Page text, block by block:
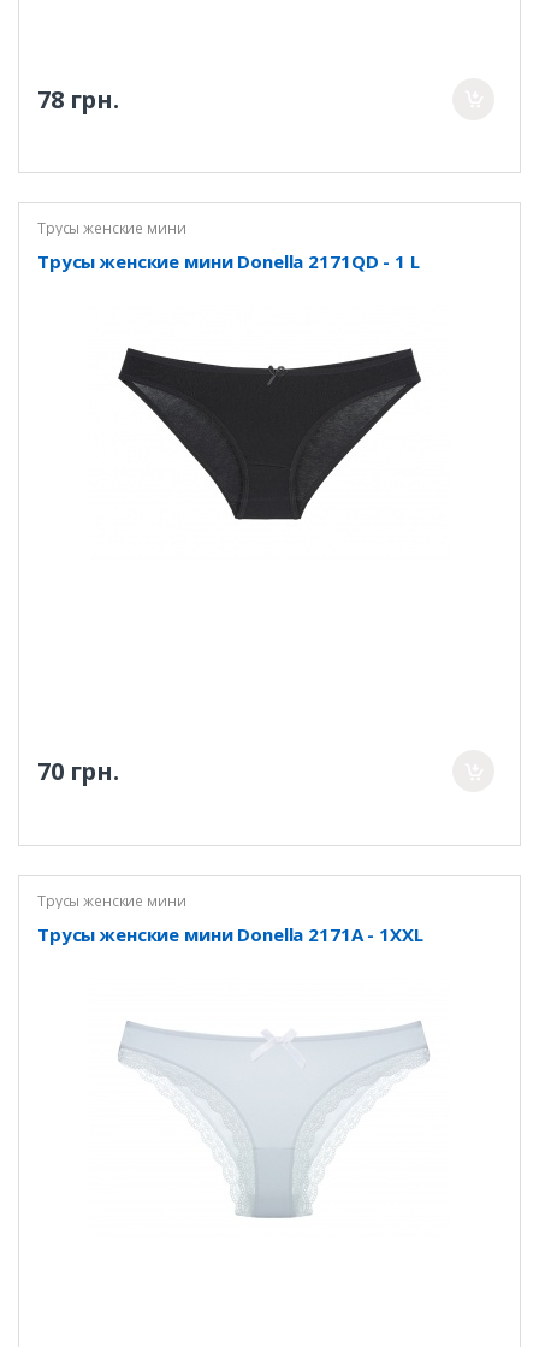
78 грн.
Трусы женские мини
Трусы женские мини Donella 2171QD - 1 L
70 грн.
Трусы женские мини
Трусы женские мини Donella 2171A - 1XXL